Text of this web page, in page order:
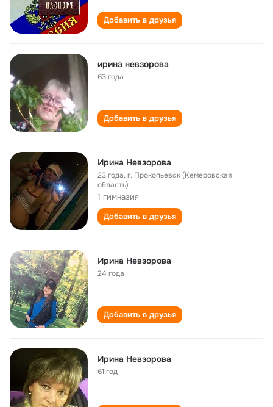
Добавить в друзья
ирина невзорова
63 года
Добавить в друзья
Ирина Невзорова
23 года,г. Прокопьевск (Кемеровская
область)
1 гимназия
Добавить в друзья
Ирина Невзорова
24 года
Добавить в друзья
Ирина Невзорова
61 год